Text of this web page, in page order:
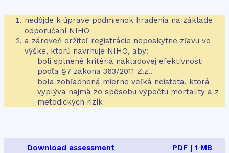
nedôjde k úprave podmienok hradenia na základe
odporučaní NIHO
a zároveň držiteľ registrácie neposkytne zľavu vo
výške, ktorú navrhuje NIHO, aby:
boli splnené kritériá nákladovej efektívnosti
podľa §7 zákona 363/2011 Z.z..
bola zohľadnená mierne veľká neistota, ktorá
vyplýva najmä zo spôsobu výpočtu mortality a z
metodických rizík
Download assessment PDF | 1 MB